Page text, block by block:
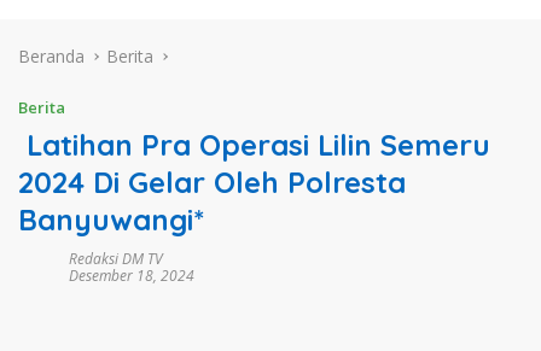
Beranda Berita
Berita
Latihan Pra Operasi Lilin Semeru
2024 Di Gelar Oleh Polresta
Banyuwangi*
Redaksi DM TV
Desember 18, 2024